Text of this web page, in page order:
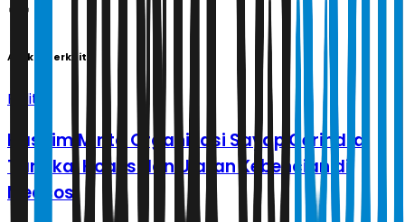
Artikel Terkait
Politik
Hashim Minta Organisasi Sayap Gerindra
Tangkal Hoaks dan Ujaran Kebencian di
Medsos